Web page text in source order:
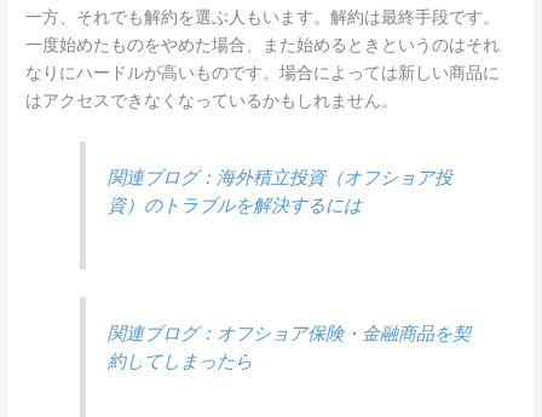
一方、それでも解約を選ぶ人もいます。解約は最終手段です。
一度始めたものをやめた場合、また始めるときというのはそれ
なりにハードルが高いものです。場合によっては新しい商品に
はアクセスできなくなっているかもしれません。
関連ブログ：海外積立投資（オフショア投
資）のトラブルを解決するには
関連ブログ：オフショア保険・金融商品を契
約してしまったら